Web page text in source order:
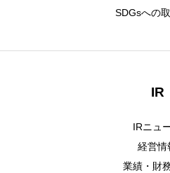
SDGsへの
IR
IRニュ
経営情
業績・財